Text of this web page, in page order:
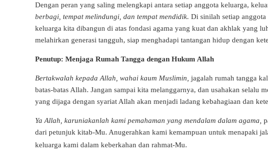
Dengan peran yang saling melengkapi antara setiap anggota keluarga,
berbagi, tempat melindungi, dan tempat mendidik. Di sinilah setiap
keluarga kita dibangun di atas fondasi agama yang kuat dan akhlak yang
melahirkan generasi tangguh, siap menghadapi tantangan hidup dengan
Penutup: Menjaga Rumah Tangga dengan Hukum Allah
Bertakwalah kepada Allah, wahai kaum Muslimin, jagalah rumah tangga
batas-batas Allah. Jangan sampai kita melanggarnya, dan usahakan selalu
yang dijaga dengan syariat Allah akan menjadi ladang kebahagiaan dan
Ya Allah, karuniakanlah kami pemahaman yang mendalam dalam agama,
dari petunjuk kitab-Mu. Anugerahkan kami kemampuan untuk menapaki
keluarga kami dalam keberkahan dan rahmat-Mu.